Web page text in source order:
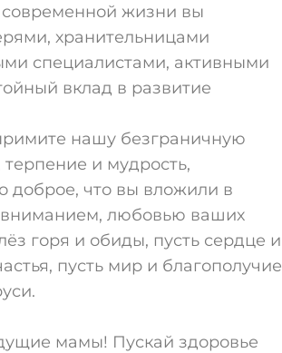
жизни вы
хранительницами
специалистами, активными
вклад в развитие
нашу безграничную
и мудрость,
доброе, что вы вложили в
вниманием, любовью ваших
горя и обиды, пусть сердце и
пусть мир и благополучие
мамы! Пускай здоровье